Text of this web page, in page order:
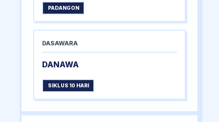
PADANGON
DASAWARA
DANAWA
SIKLUS 10 HARI